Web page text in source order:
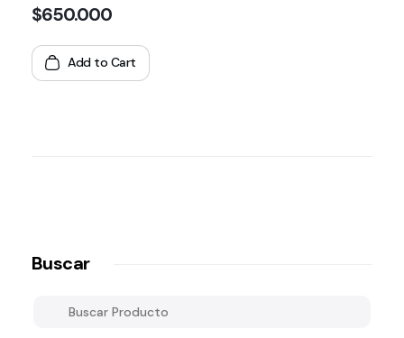
$650.000
Add to Cart
Buscar